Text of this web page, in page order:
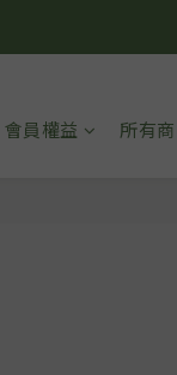
會員權益 所有